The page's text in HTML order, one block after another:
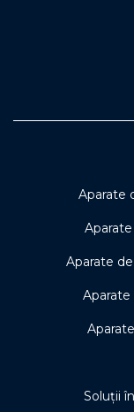
Aparate
Aparate
Soluţii